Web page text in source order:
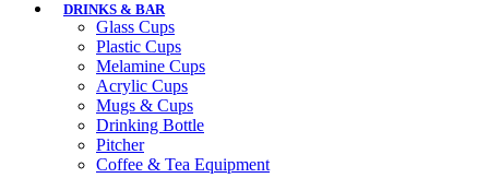
DRINKS & BAR
Glass Cups
Plastic Cups
Melamine Cups
Acrylic Cups
Mugs & Cups
Drinking Bottle
Pitcher
Coffee & Tea Equipment